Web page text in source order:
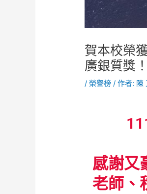
賀本校榮
廣銀質獎！
/ 榮譽榜 / 作者: 陳
感謝又
老師、